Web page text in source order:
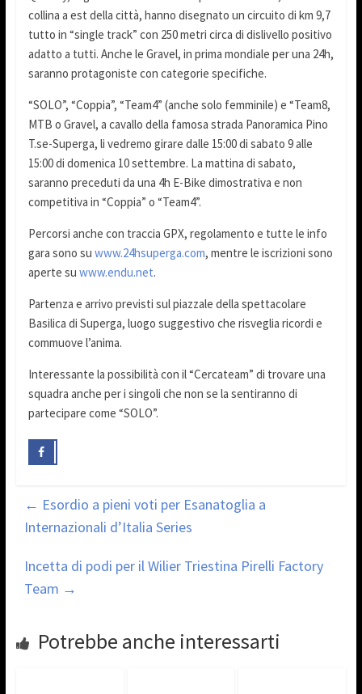
collina a est della città, hanno disegnato un circuito di km 9,7
tutto in “single track” con 250 metri circa di dislivello positivo
adatto a tutti. Anche le Gravel, in prima mondiale per una 24h,
saranno protagoniste con categorie specifiche.
“SOLO”, “Coppia”, “Team4” (anche solo femminile) e “Team8,
MTB o Gravel, a cavallo della famosa strada Panoramica Pino
T.se-Superga, li vedremo girare dalle 15:00 di sabato 9 alle
15:00 di domenica 10 settembre. La mattina di sabato,
saranno preceduti da una 4h E-Bike dimostrativa e non
competitiva in “Coppia” o “Team4”.
Percorsi anche con traccia GPX, regolamento e tutte le info
gara sono su www.24hsuperga.com, mentre le iscrizioni sono
aperte su www.endu.net.
Partenza e arrivo previsti sul piazzale della spettacolare
Basilica di Superga, luogo suggestivo che risveglia ricordi e
commuove l’anima.
Interessante la possibilità con il “Cercateam” di trovare una
squadra anche per i singoli che non se la sentiranno di
partecipare come “SOLO”.
← Esordio a pieni voti per Esanatoglia a
Internazionali d’Italia Series
Incetta di podi per il Wilier Triestina Pirelli Factory
Team →
Potrebbe anche interessarti